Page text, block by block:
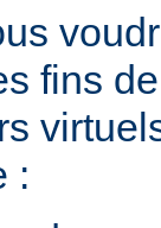
fins
: